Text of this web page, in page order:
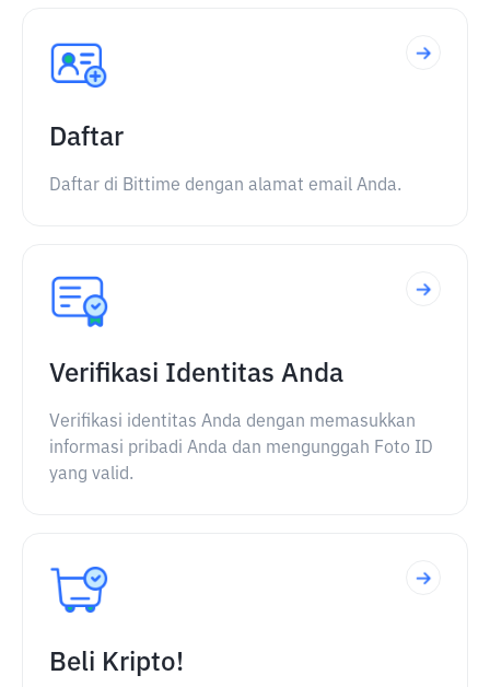
Daftar
Daftar di Bittime dengan alamat email Anda.
Verifikasi Identitas Anda
Verifikasi identitas Anda dengan memasukkan
informasi pribadi Anda dan mengunggah Foto ID
yang valid.
Beli Kripto!